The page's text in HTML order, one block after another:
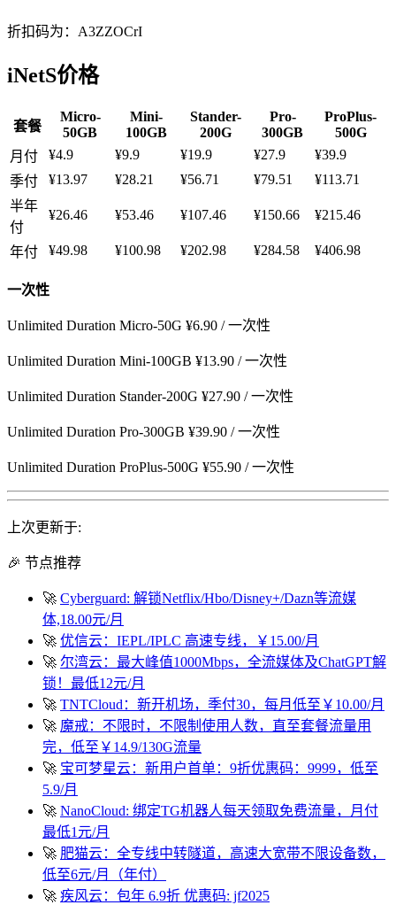
折扣码为：A3ZZOCrI
iNetS价格
套餐
Micro-
50GB
Mini-
100GB
Stander-
200G
Pro-
300GB
ProPlus-
500G
月付
¥4.9 ¥9.9 ¥19.9 ¥27.9
¥39.9
季付
¥13.97 ¥28.21 ¥56.71 ¥79.51
¥113.71
半年
付
¥26.46 ¥53.46 ¥107.46 ¥150.66 ¥215.46
年付 ¥49.98 ¥100.98 ¥202.98 ¥284.58 ¥406.98
一次性
Unlimited Duration Micro-50G ¥6.90 / 一次性
Unlimited Duration Mini-100GB ¥13.90 / 一次性
Unlimited Duration Stander-200G ¥27.90 / 一次性
Unlimited Duration Pro-300GB ¥39.90 / 一次性
Unlimited Duration ProPlus-500G ¥55.90 / 一次性
上次更新于:
🎉 节点推荐
🚀 Cyberguard: 解锁Netflix/Hbo/Disney+/Dazn等流媒
体,18.00元/月
🚀 优信云：IEPL/IPLC 高速专线，￥15.00/月
🚀 尔湾云：最大峰值1000Mbps，全流媒体及ChatGPT解
锁！最低12元/月
🚀 TNTCloud：新开机场，季付30，每月低至￥10.00/月
🚀 魔戒：不限时，不限制使用人数，直至套餐流量用
完，低至￥14.9/130G流量
🚀 宝可梦星云：新用户首单：9折优惠码：9999，低至
5.9/月
🚀 NanoCloud: 绑定TG机器人每天领取免费流量，月付
最低1元/月
🚀 肥猫云：全专线中转隧道，高速大宽带不限设备数，
低至6元/月（年付）
🚀 疾风云：包年 6.9折 优惠码: jf2025